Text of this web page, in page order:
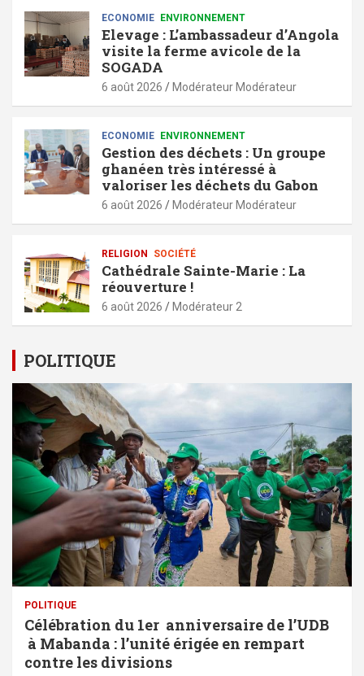
ECONOMIE ENVIRONNEMENT
Elevage : L’ambassadeur d’Angola
visite la ferme avicole de la
SOGADA
6 août 2026 Modérateur Modérateur
ECONOMIE ENVIRONNEMENT
Gestion des déchets : Un groupe
ghanéen très intéressé à
valoriser les déchets du Gabon
6 août 2026 Modérateur Modérateur
RELIGION SOCIÉTÉ
Cathédrale Sainte-Marie : La
réouverture !
6 août 2026 Modérateur 2
POLITIQUE
POLITIQUE
Célébration du 1er anniversaire de l’UDB
à Mabanda : l’unité érigée en rempart
contre les divisions